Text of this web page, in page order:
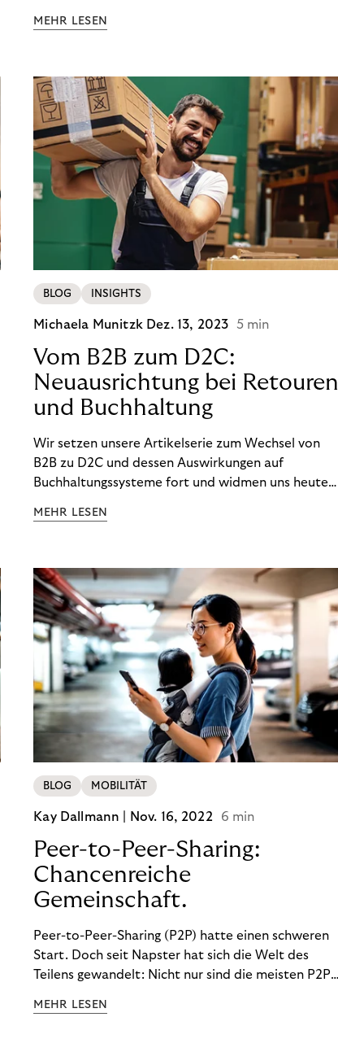
wirksam reduzieren will, braucht keine
MEHR LESEN
BLOG INSIGHTS
Michaela Munitzk Dez. 13, 2023 5 min
Vom B2B zum D2C:
Neuausrichtung bei Retouren
und Buchhaltung
Wir setzen unsere Artikelserie zum Wechsel von
B2B zu D2C und dessen Auswirkungen auf
Buchhaltungssysteme fort und widmen uns heute
im D2C-Bereich.
MEHR LESEN
BLOG MOBILITÄT
Kay Dallmann | Nov. 16, 2022 6 min
Peer-to-Peer-Sharing:
Chancenreiche
Gemeinschaft.
Peer-to-Peer-Sharing (P2P) hatte einen schweren
Start. Doch seit Napster hat sich die Welt des
Teilens gewandelt: Nicht nur sind die meisten P2P-
wird, hat sich geändert. Das bietet Unternehmen
MEHR LESEN